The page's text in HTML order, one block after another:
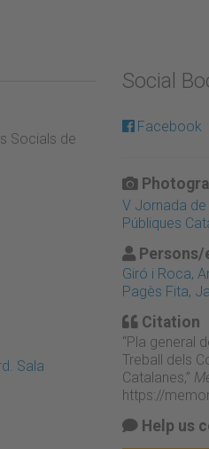
Socials de
Sala
Social
Facebook
V Jornada de
Públiques
Persons/
Giró i Roca,
Pagès Fita,
Citation
“Pla general
Treball dels
Catalanes,”
https://
Help us